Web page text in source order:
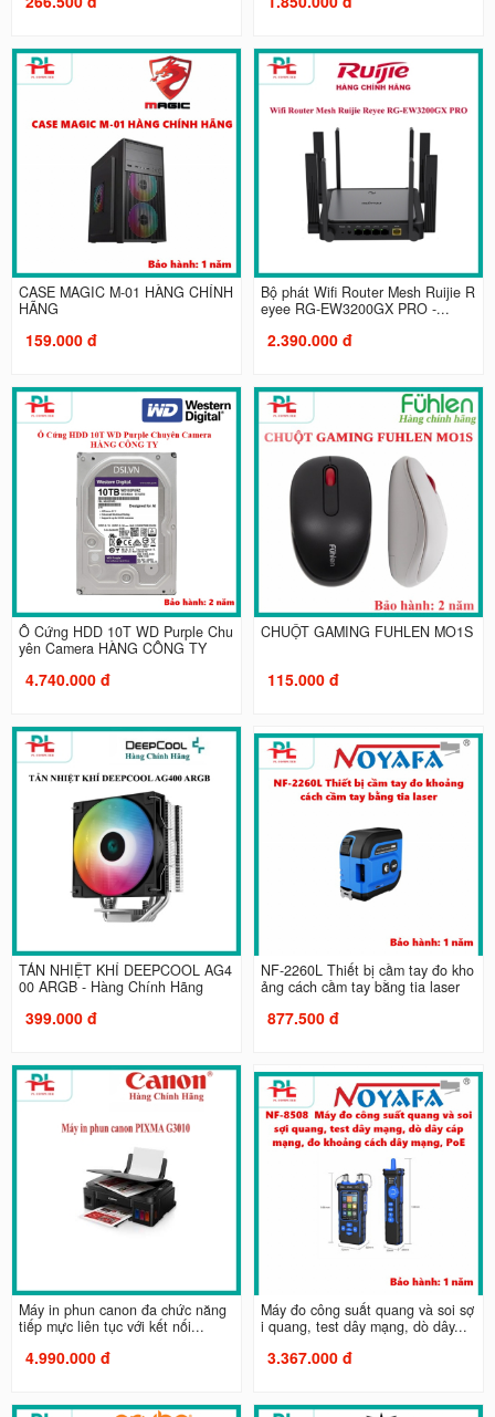
CASE MAGIC M-01 HÀNG CHÍNH
HÃNG
159.000 đ
Bộ phát Wifi Router Mesh Ruijie R
eyee RG-EW3200GX PRO -...
2.390.000 đ
Ổ Cứng HDD 10T WD Purple Chu
yên Camera HÀNG CÔNG TY
4.740.000 đ
CHUỘT GAMING FUHLEN MO1S
115.000 đ
TẢN NHIỆT KHÍ DEEPCOOL AG4
00 ARGB - Hàng Chính Hãng
399.000 đ
NF-2260L Thiết bị cầm tay đo kho
ảng cách cầm tay bằng tia laser
877.500 đ
Máy in phun canon đa chức năng
tiếp mực liên tục với kết nối...
4.990.000 đ
Máy đo công suất quang và soi sợ
i quang, test dây mạng, dò dây...
3.367.000 đ